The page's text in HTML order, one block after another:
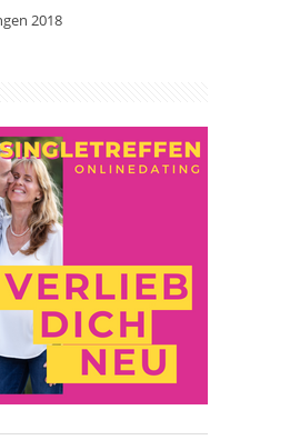
2018